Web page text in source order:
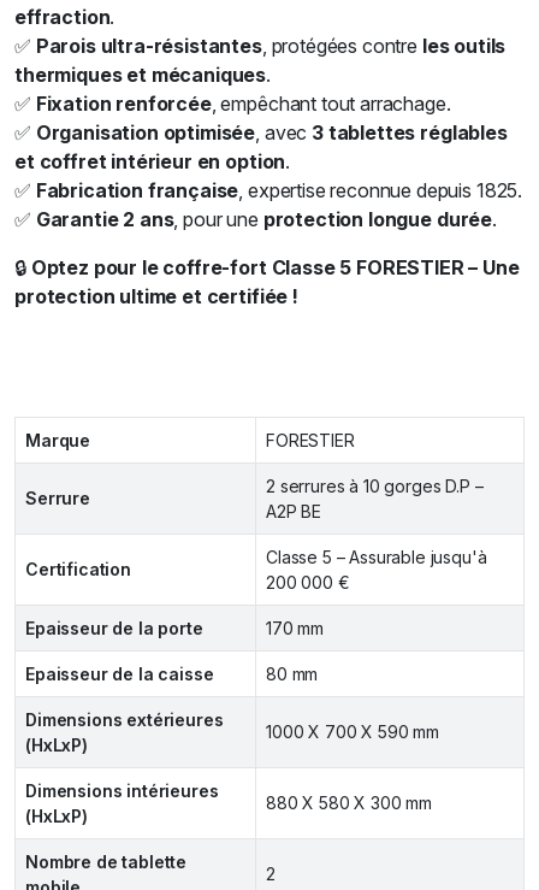
effraction.
✅ Parois ultra-résistantes, protégées contre les outils
thermiques et mécaniques.
✅ Fixation renforcée, empêchant tout arrachage.
✅ Organisation optimisée , avec 3 tablettes réglables
et coffret intérieur en option.
✅ Fabrication française , expertise reconnue depuis 1825.
✅ Garantie 2 ans, pour une protection longue durée.
🔒 Optez pour le coffre-fort Classe 5 FORESTIER – Une
protection ultime et certifiée !
Marque FORESTIER
Serrure
2 serrures à 10 gorges D.P –
A2P BE
Certification
Classe 5 – Assurable jusqu'à
200 000 €
Epaisseur de la porte 170 mm
Epaisseur de la caisse 80 mm
Dimensions extérieures
(HxLxP)
1000 X 700 X 590 mm
Dimensions intérieures
(HxLxP)
880 X 580 X 300 mm
Nombre de tablette
2